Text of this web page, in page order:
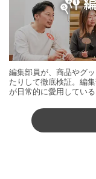
編集部員が、商品やグ
たりして徹底検証。編
が日常的に愛用してい